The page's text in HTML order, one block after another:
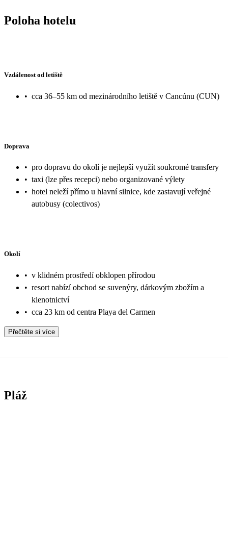
Poloha hotelu
Vzdálenost od letiště
• cca 36–55 km od mezinárodního letiště v Cancúnu (CUN)
Doprava
• pro dopravu do okolí je nejlepší využít soukromé transfery
• taxi (lze přes recepci) nebo organizované výlety
• hotel neleží přímo u hlavní silnice, kde zastavují veřejné
autobusy (colectivos)
Okolí
• v klidném prostředí obklopen přírodou
• resort nabízí obchod se suvenýry, dárkovým zbožím a
klenotnictví
• cca 23 km od centra Playa del Carmen
Přečtěte si více
Pláž